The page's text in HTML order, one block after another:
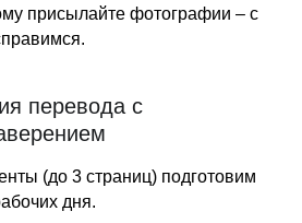
присылайте фотографии – с
перевода с
(до 3 страниц) подготовим
дня.